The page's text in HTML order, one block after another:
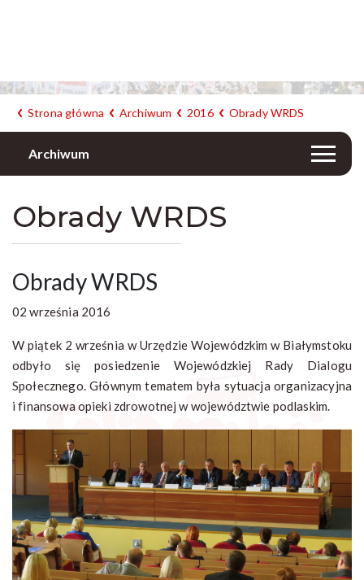
Strona główna Archiwum 2016 Obrady WRDS
Archiwum
Obrady WRDS
Obrady WRDS
02 września 2016
W piątek 2 września w Urzędzie Wojewódzkim w Białymstoku
odbyło się posiedzenie Wojewódzkiej Rady Dialogu
Społecznego. Głównym tematem była sytuacja organizacyjna
i finansowa opieki zdrowotnej w województwie podlaskim.